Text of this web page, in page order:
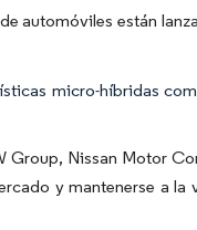
automóviles están
micro-híbridas
Group, Nissan Motor
y mantenerse a la